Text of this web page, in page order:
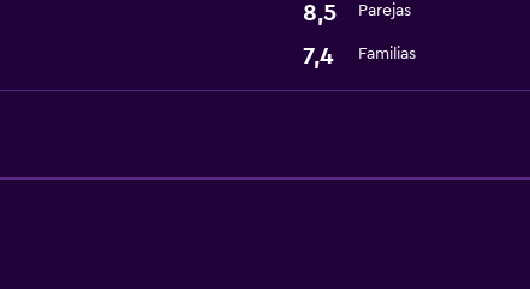
8,5 Parejas
7,4 Familias